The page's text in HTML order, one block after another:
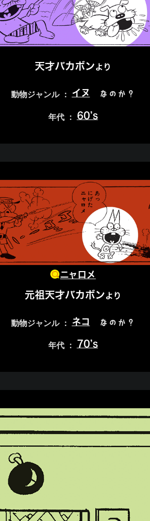
天才バカボンより
動物ジャンル ： イヌ なのか？
年代 ： 60’s
ニャロメ
元祖天才バカボンより
動物ジャンル ： ネコ なのか？
年代 ： 70’s